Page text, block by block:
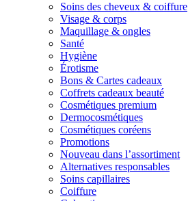
Soins des cheveux & coiffure
Visage & corps
Maquillage & ongles
Santé
Hygiène
Érotisme
Bons & Cartes cadeaux
Coffrets cadeaux beauté
Cosmétiques premium
Dermocosmétiques
Cosmétiques coréens
Promotions
Nouveau dans l’assortiment
Alternatives responsables
Soins capillaires
Coiffure